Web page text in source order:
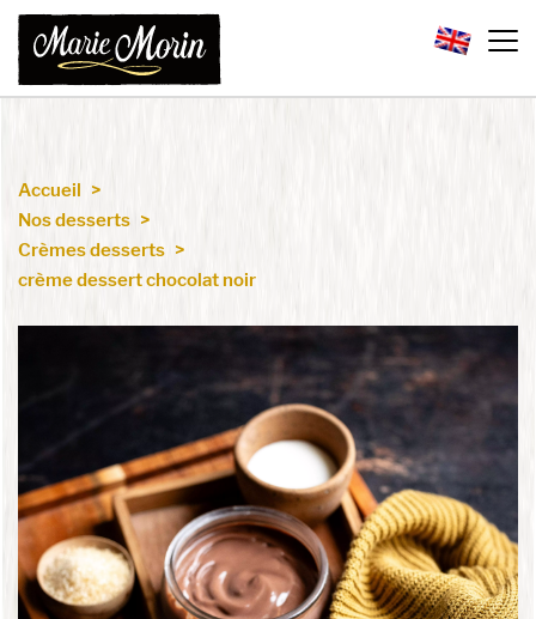
Accueil
Nos desserts
Crèmes desserts
crème dessert chocolat noir